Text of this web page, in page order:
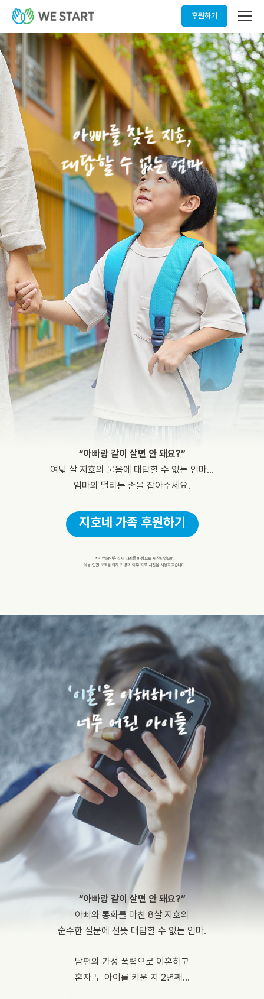
후원하기
메
열
기
“아빠랑 같이 살면 안 돼요?”
여덟 살 지호의 물음에 대답할 수 없는 엄마…
엄마의 떨리는 손을 잡아주세요.
지호네 가족 후원하기
*본 캠페인은 실제 사례를 바탕으로 제작되었으며,
아동 인권 보호를 위해 가명과 외부 자료 사진을 사용하였습니다.
“아빠랑 같이 살면 안 돼요?”
아빠와 통화를 마친 8살 지호의
순수한 질문에 선뜻 대답할 수 없는 엄마.
남편의 가정 폭력으로 이혼하고
혼자 두 아이를 키운 지 2년째…